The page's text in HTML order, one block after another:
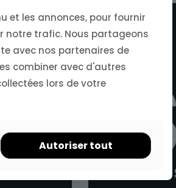
et les annonces, pour fournir
notre trafic. Nous partageons
avec nos partenaires de
combiner avec d'autres
lors de votre
Autoriser tout